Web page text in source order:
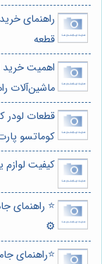
راهنمای
قطعه
اهمیت خرید
ماشین‌آلات
قطعات لودر
کوماتسو
کیفیت
⭐️ راهنمای
⚙️
⭐️راهنمای